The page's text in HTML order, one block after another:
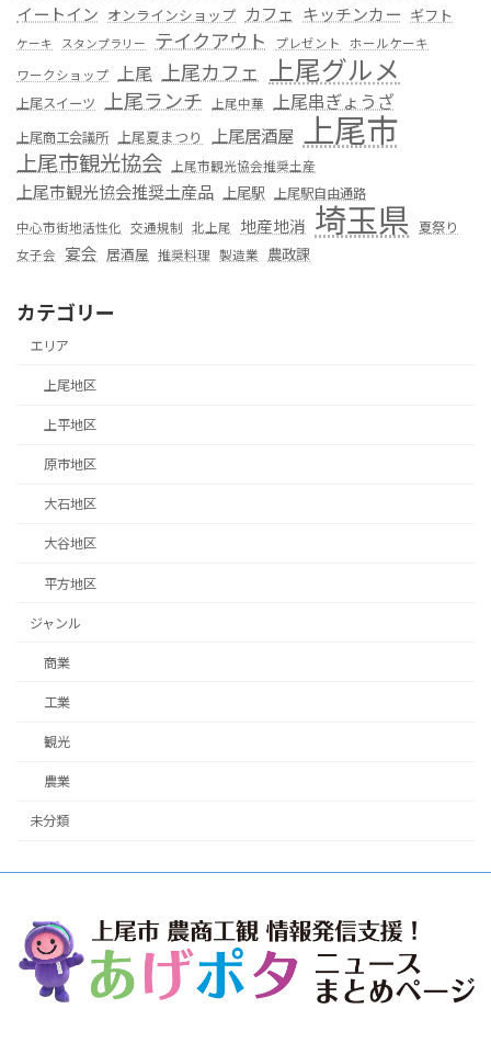
イートイン オンラインショップ カフェ キッチンカー ギフト
ケーキ スタンプラリー テイクアウト プレゼント
ホールケーキ
ワークショップ 上尾 上尾カフェ 上尾グルメ
上尾スイーツ 上尾ランチ 上尾中華 上尾串ぎょうざ
上尾商工会議所 上尾夏まつり 上尾居酒屋 上尾市
上尾市観光協会 上尾市観光協会推奨土産
上尾市観光協会推奨土産品 上尾駅 上尾駅自由通路
中心市街地活性化 交通規制 北上尾 地産地消 埼玉県 夏祭り
女子会 宴会 居酒屋 推奨料理 製造業 農政課
カテゴリー
エリア
上尾地区
上平地区
原市地区
大石地区
大谷地区
平方地区
ジャンル
商業
工業
観光
農業
未分類